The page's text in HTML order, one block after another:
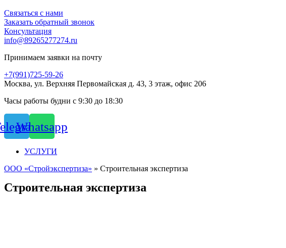
Связаться с нами
Заказать обратный звонок
Консультация
info@89265277274.ru
Принимаем заявки на почту
+7(991)725-59-26
Москва, ул. Верхняя Первомайская д. 43, 3 этаж, офис 206
Часы работы будни с 9:30 до 18:30
Whatsapp
УСЛУГИ
ООО «Стройэкспертиза» » Строительная экспертиза
Строительная экспертиза